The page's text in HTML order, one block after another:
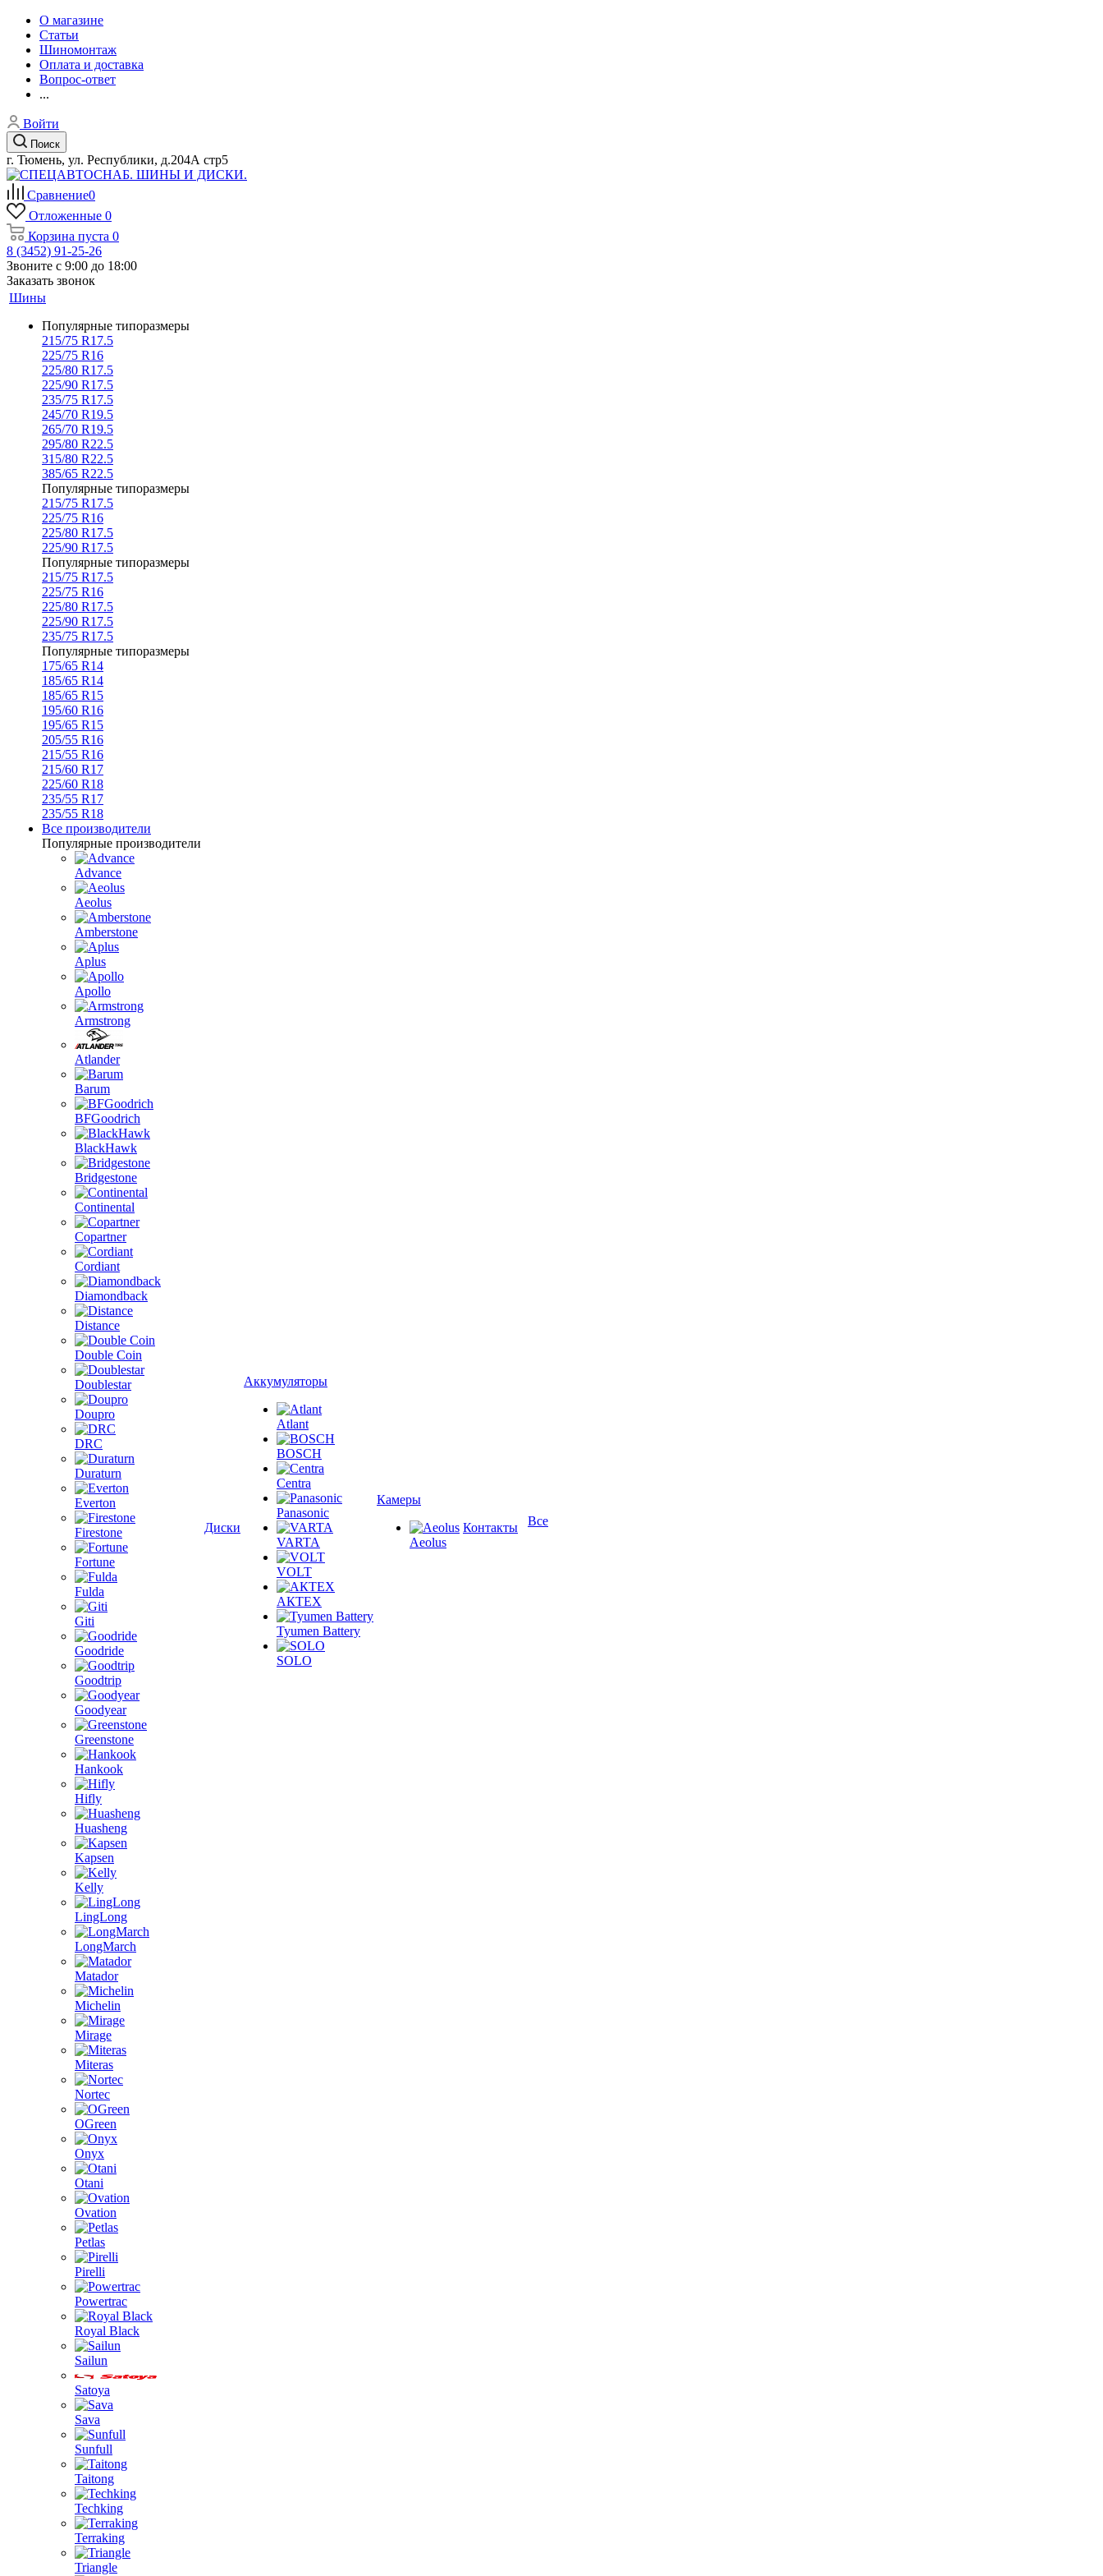
О магазине
Статьи
Шиномонтаж
Оплата и доставка
Вопрос-ответ
...
Войти
Поиск
г. Тюмень, ул. Республики, д.204А стр5
Сравнение0
Отложенные 0
Корзина пуста 0
8 (3452) 91-25-26
Звоните с 9:00 до 18:00
Заказать звонок
Шины
Популярные типоразмеры
215/75 R17.5
225/75 R16
225/80 R17.5
225/90 R17.5
235/75 R17.5
245/70 R19.5
265/70 R19.5
295/80 R22.5
315/80 R22.5
385/65 R22.5
Популярные типоразмеры
215/75 R17.5
225/75 R16
225/80 R17.5
225/90 R17.5
Популярные типоразмеры
215/75 R17.5
225/75 R16
225/80 R17.5
225/90 R17.5
235/75 R17.5
Популярные типоразмеры
175/65 R14
185/65 R14
185/65 R15
195/60 R16
195/65 R15
205/55 R16
215/55 R16
215/60 R17
225/60 R18
235/55 R17
235/55 R18
Все производители
Популярные производители
Advance
Aeolus
Amberstone
Aplus
Apollo
Armstrong
Atlander
Barum
BFGoodrich
BlackHawk
Bridgestone
Continental
Copartner
Cordiant
Diamondback
Distance
Double Coin
Doublestar
Doupro
DRC
Duraturn
Everton
Firestone
Fortune
Fulda
Giti
Goodride
Goodtrip
Goodyear
Greenstone
Hankook
Hifly
Huasheng
Kapsen
Kelly
LingLong
LongMarch
Matador
Michelin
Mirage
Miteras
Nortec
OGreen
Onyx
Otani
Ovation
Petlas
Pirelli
Powertrac
Royal Black
Sailun
Satoya
Sava
Sunfull
Taitong
Techking
Terraking
Triangle
Диски
Аккумуляторы
Atlant
BOSCH
Centra
Panasonic
VARTA
VOLT
АКТЕХ
Tyumen Battery
SOLO
Камеры
Aeolus
Контакты Все